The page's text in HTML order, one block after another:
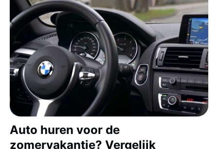
Auto huren voor de
zomervakantie? Vergelijk